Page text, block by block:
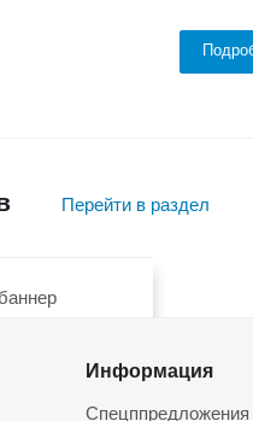
Перейти в раздел
баннер Информация
Спецппредложения